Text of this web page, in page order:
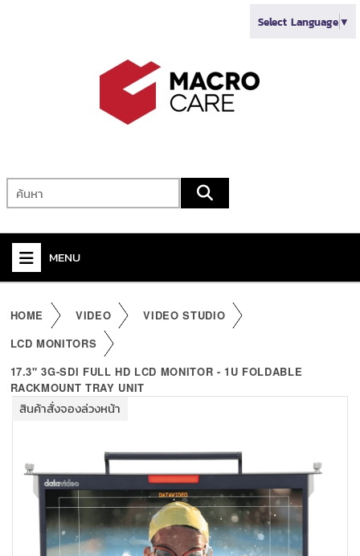
Select Language▼
MENU
KVM
+
PDU
SUPPORT
HOME VIDEO
VIDEO STUDIO
LCD MONITORS
17.3" 3G-SDI FULL HD LCD MONITOR - 1U FOLDABLE
RACKMOUNT TRAY UNIT
สินค้าสั่งจองล่วงหน้า